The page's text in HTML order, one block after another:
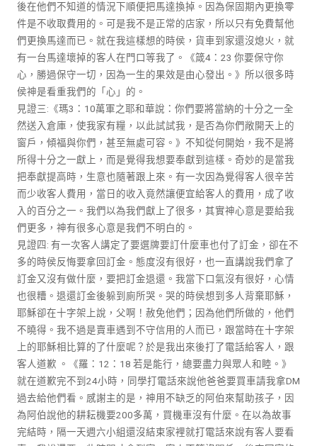
後在他們不知道的情況下順便把馬達換掉。因為保固期內更換零
件是不收取費用的。可是我不是正常的店家，所以只有免費幫他
們更換馬達而已。就在我這樣想的時侯，貨車到家還沒熄火，就
有一台馬達壞掉的客人在門口等我了。《箴4：23 你要保守你
心，勝過保守一切，因為一生的果效是由心發出。》所以很多時
侯神是看重我們的「心」的。
見證三:《瑪3：10萬軍之耶和華說：你們要將當納的十分之一全
然送入倉庫，使我家有糧，以此試試我，是否為你們敞開天上的
窗戶，傾福與你們，甚至無處可容。》不知從何開始，我不是將
所得十分之一獻上，而是覺得我想要奉獻到這樣。奇妙的是當我
把奉獻提高時，生意也隨著跟上來。有一次因為覺得客人很辛苦
而少收客人費用，當日的收入竟然讓便宜給客人的費用，成了收
入的百分之一。我們以為我們獻上了很多，其實神心意是要給我
們更多，神有很多心意是我們不明白的。
見證四: 有一次客人講定了要選牌要訂什麼車也付了訂金，卻在不
多的時侯反悔要拿回訂金。態度沒有很好，也一直講說我們拿了
訂金又沒有做什麼，要把訂金退還。我當下口氣沒有很好，心情
也很糟。退還訂金後躲到廁所哭。哭的時侯想到多人背棄耶穌，
耶穌卻在十字架上說，父啊！赦免他們；因為他們所做的，他們
不曉得。我不過是賣車遇到不守信用的人而已，跟當時在十字架
上的耶穌相比算的了什麼呢？於是我出來後打了電話給客人，跟
客人道歉 。《羅：12：18 若是能行，總要盡力與眾人和睦。》
就在道歉完不到24小時，同學打電話來說他爸爸要買車請我拿DM
過去給他們看。感謝主的是，神用不缺乏的阿伯來幫助孩子，因
為阿伯說他的耕耘機要200多萬，買機車沒有什麼。在以為故事
完結時，隔一天週六小組還沒結束家裡就打電話來說有客人要看